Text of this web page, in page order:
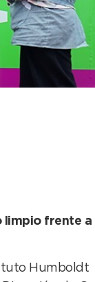
limpio frente a
Humboldt